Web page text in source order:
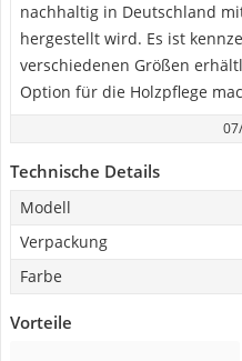
nachhaltig in Deutschland
hergestellt wird. Es ist
verschiedenen Größen
Option für die Holzpflege
Technische Details
Modell
Verpackung
Farbe
Vorteile